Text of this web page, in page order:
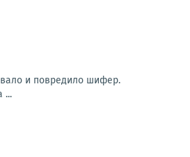
и повредило шифер.
...